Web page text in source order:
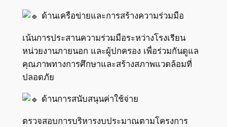
ด้านเครือข่ายและการสร้างความร่วมมือ
เน้นการประสานความร่วมมือระหว่างโรงเรียน
หน่วยงานภายนอก และผู้ปกครอง เพื่อร่วมกันดูแล
คุณภาพทางการศึกษาและสร้างสภาพแวดล้อมที่
ปลอดภัย
ด้านการสนับสนุนค่าใช้จ่าย
ตรวจสอบการบริหารงบประมาณตามโครงการ